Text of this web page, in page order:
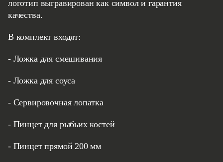
логотип выгравирован как символ и гарантия
качества.
В комплект входят:
- Ложка для смешивания
- Ложка для соуса
- Сервировочная лопатка
- Пинцет для рыбьих костей
- Пинцет прямой 200 мм